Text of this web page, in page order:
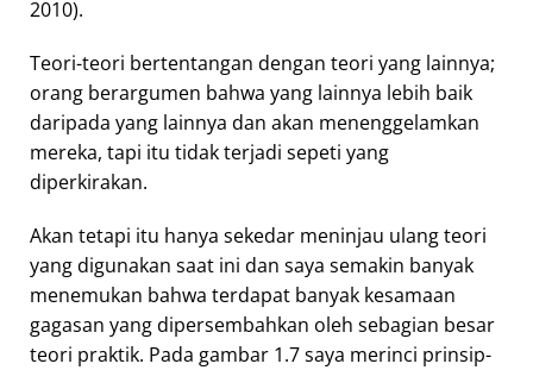
2010).
Teori-teori bertentangan dengan teori yang lainnya;
orang berargumen bahwa yang lainnya lebih baik
daripada yang lainnya dan akan menenggelamkan
mereka, tapi itu tidak terjadi sepeti yang
diperkirakan.
Akan tetapi itu hanya sekedar meninjau ulang teori
yang digunakan saat ini dan saya semakin banyak
menemukan bahwa terdapat banyak kesamaan
gagasan yang dipersembahkan oleh sebagian besar
teori praktik. Pada gambar 1.7 saya merinci prinsip-